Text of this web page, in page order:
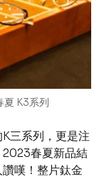
K3系列
三系列，更是注
春夏新品結
嘆！整片鈦金